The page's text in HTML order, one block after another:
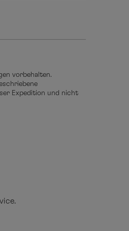
vorbehalten.
Expedition und nicht